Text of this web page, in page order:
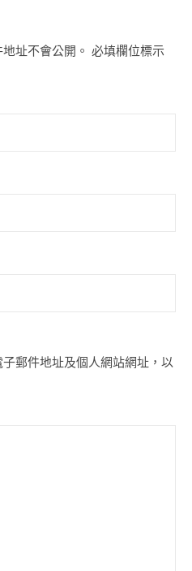
址不會公開。 必填欄位標示
郵件地址及個人網站網址，以